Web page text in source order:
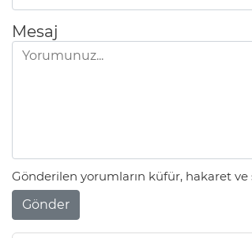
Mesaj
Gönderilen yorumların küfür, hakaret ve
Gönder